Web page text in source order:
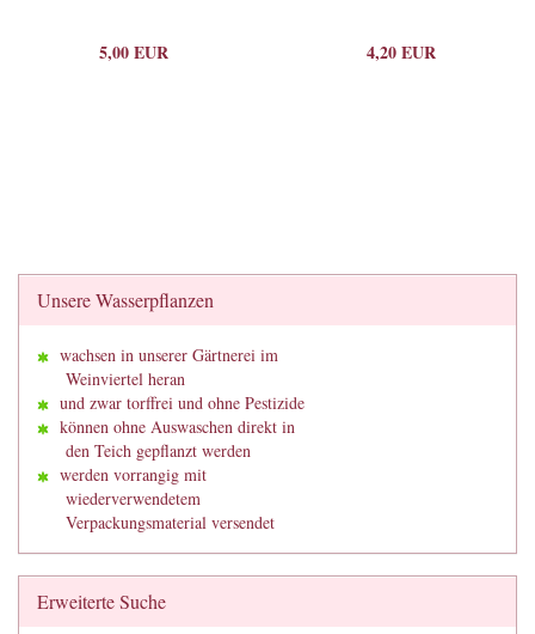
5,00 EUR 4,20 EUR
Unsere Wasserpflanzen
wachsen in unserer Gärtnerei im
Weinviertel heran
und zwar torffrei und ohne Pestizide
können ohne Auswaschen direkt in
den Teich gepflanzt werden
werden vorrangig mit
wiederverwendetem
Verpackungsmaterial versendet
Erweiterte Suche